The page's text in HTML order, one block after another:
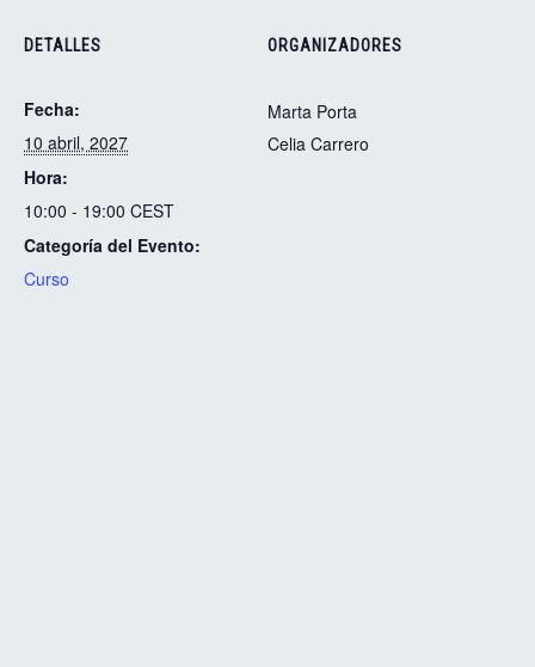
DETALLES
Fecha:
10 abril, 2027
Hora:
10:00 - 19:00 CEST
Categoría del Evento:
Curso
ORGANIZADORES
Marta Porta
Celia Carrero